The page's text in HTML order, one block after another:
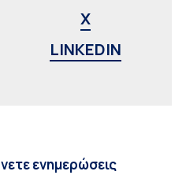
X
LINKEDIN
ενημερώσεις